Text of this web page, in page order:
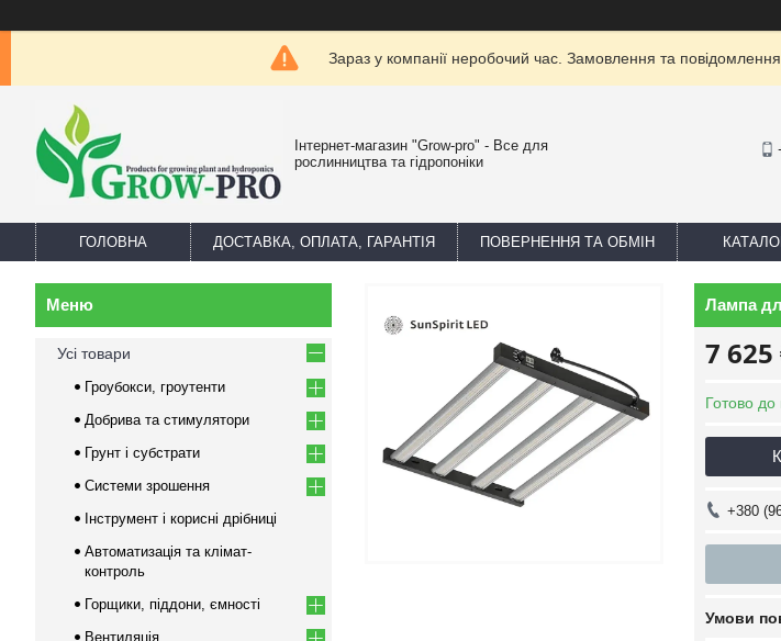
Зараз у компанії неробочий час. Замовлення та
Інтернет-магазин "Grow-pro" - Все для
рослинництва та гідропоніки
ГОЛОВНА ДОСТАВКА, ОПЛАТА, ГАРАНТІЯ ПОВЕРНЕННЯ ТА ОБМІН
Лампа
7 625
Готово до
+380
Усі товари
Гроубокси, гроутенти
Добрива та стимулятори
Грунт і субстрати
Системи зрошення
Інструмент і корисні дрібниці
Автоматизація та клімат-
контроль
Горщики, піддони, ємності
Вентиляція